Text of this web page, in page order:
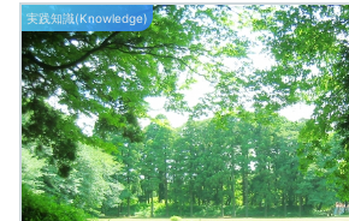
実践知識(Knowledge)